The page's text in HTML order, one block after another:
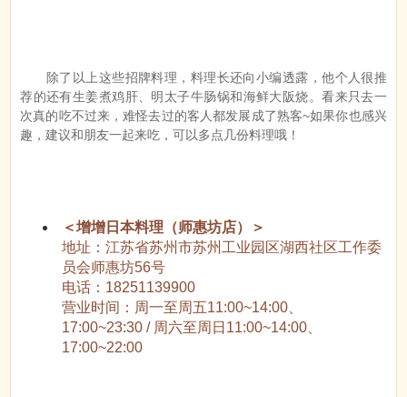
除了以上这些招牌料理，料理长还向小编透露，他个人很推
荐的还有生姜煮鸡肝、明太子牛肠锅和海鲜大阪烧。看来只去一
次真的吃不过来，难怪去过的客人都发展成了熟客~如果你也感兴
趣，建议和朋友一起来吃，可以多点几份料理哦！
＜增增日本料理（师惠坊店）＞
地址：江苏省苏州市苏州工业园区湖西社区工作委
员会师惠坊56号
电话：18251139900
营业时间：周一至周五11:00~14:00、
17:00~23:30 / 周六至周日11:00~14:00、
17:00~22:00